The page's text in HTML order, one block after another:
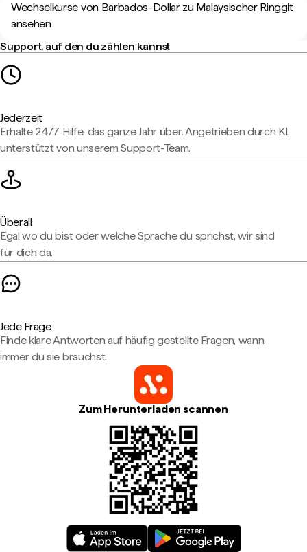
Wechselkurse von Barbados-Dollar zu Malaysischer Ringgit
ansehen
Support, auf den du zählen kannst
Jederzeit
Erhalte 24/7 Hilfe, das ganze Jahr über. Angetrieben durch KI,
unterstützt von unserem Support-Team.
Überall
Egal wo du bist oder welche Sprache du sprichst, wir sind
für dich da.
Jede Frage
Finde klare Antworten auf häufig gestellte Fragen, wann
immer du sie brauchst.
Zum Herunterladen scannen